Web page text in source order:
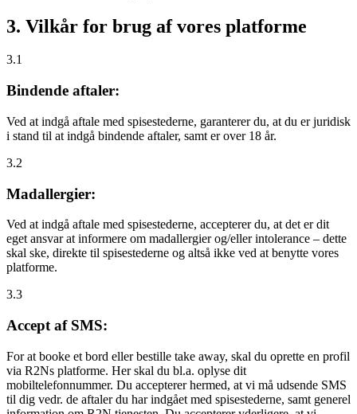
3. Vilkår for brug af vores platforme
3.1
Bindende aftaler:
Ved at indgå aftale med spisestederne, garanterer du, at du er juridisk
i stand til at indgå bindende aftaler, samt er over 18 år.
3.2
Madallergier:
Ved at indgå aftale med spisestederne, accepterer du, at det er dit
eget ansvar at informere om madallergier og/eller intolerance – dette
skal ske, direkte til spisestederne og altså ikke ved at benytte vores
platforme.
3.3
Accept af SMS:
For at booke et bord eller bestille take away, skal du oprette en profil
via R2Ns platforme. Her skal du bl.a. oplyse dit
mobiltelefonnummer. Du accepterer hermed, at vi må udsende SMS
til dig vedr. de aftaler du har indgået med spisestederne, samt generel